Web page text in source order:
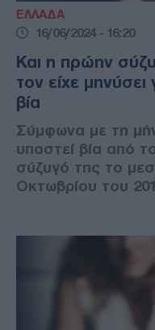
ΕΛΛΑΔΑ
16/06/2024 - 16:20
Και η πρώην
τον είχε μηνύσει
βία
Σύμφωνα με τη
υποστεί βία από
σύζυγό της το
Οκτωβρίου του